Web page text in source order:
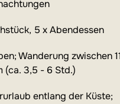
5 x Abendessen
Wanderung zwischen
(ca. 3,5 - 6 Std.)
entlang der Küste;